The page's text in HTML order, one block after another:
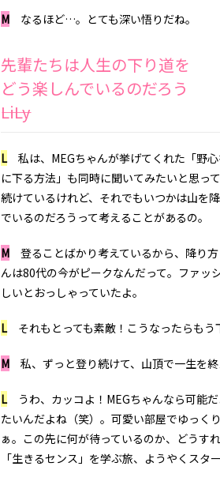
M なるほど…。とても深い悟りだね。
先輩たちは人生の下り道を
どう楽しんでいるのだろう
――LiLy
L私は、 MEGちゃんが挙げてくれた「野
に下る方法」も同時に聞いてみたいと思っ
続けているけれど、それでもいつかは山を
でいるのだろうって考えることがあるの。
M 登ることばかり考えているから、降り
んは80代の今がピークなんだって。ファッ
しいとおっしゃっていたよ。
Lそれもとっても素敵！こうなったらもう
M 私、ずっと登り続けて、山頂で一生を終
Lうわ、カッコよ！ MEGちゃんなら可能
たいんだよね（笑）。可愛い部屋でゆっく
ぁ。この先に何が待っているのか、どうす
「生きるセンス」を学ぶ旅、ようやくスタ